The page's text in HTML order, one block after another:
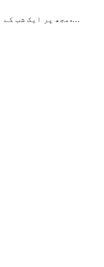
مجھ پر ایک شب کے بعد ہے طلوع سحربے وجہ نہیں کھلا کا خواب رنگینوہ ایک تصور ہے،…